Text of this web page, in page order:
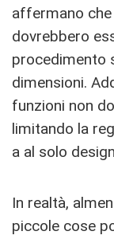
affermano
dovrebbero
procedimento
dimensioni.
funzioni non
limitando la
a al solo
In realtà,
piccole cose